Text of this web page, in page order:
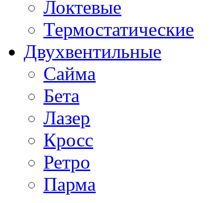
Локтевые
Термостатические
Двухвентильные
Сайма
Бета
Лазер
Кросс
Ретро
Парма